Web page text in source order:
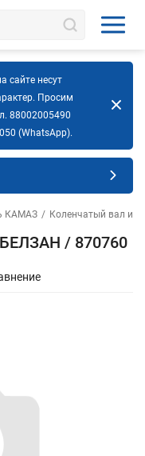
сайте несут
Просим
88002005490
(WhatsApp).
КАМАЗ / Коленчатый вал и
/ 870760